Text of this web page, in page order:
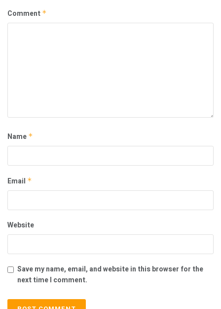
Comment *
Name *
Email *
Website
Save my name, email, and website in this browser for the
next time I comment.